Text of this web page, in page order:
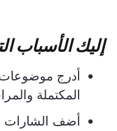
إليك الأسباب
أدرج موضوعات
المكتملة
أضف الشارات